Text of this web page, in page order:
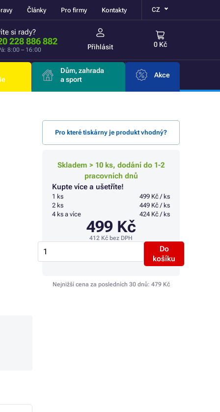
Články Pro firmy Kontakty CZ
si rady?
228 886 882
8:00 – 16:00 Přihlásit 0 Kč
Dům, zahrada
a sport
Akce
Pro které tiskárny je produkt vhodný?
Skladem > 10 ks, dodání do 1-2
pracovních dnů
Kupte více a ušetříte!
1 ks
499 Kč / ks
2 ks
449 Kč / ks
4 ks a více
424 Kč / ks
499 Kč
412 Kč bez DPH
Do
košíku
Nejnižší cena za posledních 30 dnů: 479 Kč